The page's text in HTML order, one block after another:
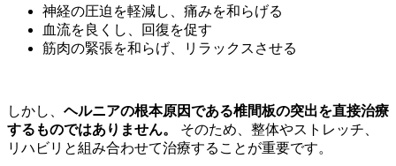
神経の圧迫を軽減し、痛みを和らげる
血流を良くし、回復を促す
筋肉の緊張を和らげ、リラックスさせる
しかし、 ヘルニアの根本原因である椎間板の突出を直接治療
するものではありません。
そのため、整体やストレッチ、
リハビリと組み合わせて治療することが重要です。